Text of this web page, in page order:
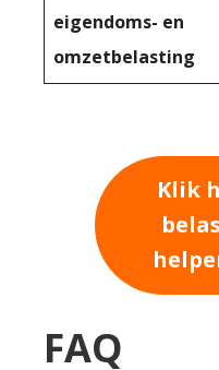
eigendoms- en
omzetbelasting
Klik
FAQ